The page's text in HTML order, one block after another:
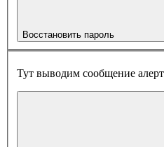
Восстановить пароль
Тут выводим сообщение